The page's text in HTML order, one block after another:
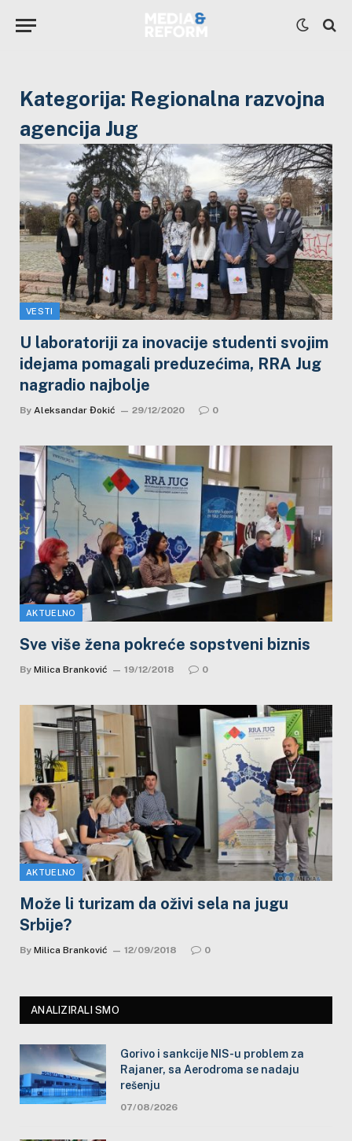
Kategorija: Regionalna razvojna
agencija Jug
VESTI
U laboratoriji za inovacije studenti svojim
idejama pomagali preduzećima, RRA Jug
nagradio najbolje
By Aleksandar Đokić 29/12/2020 0
AKTUELNO
Sve više žena pokreće sopstveni biznis
By Milica Branković 19/12/2018 0
AKTUELNO
Može li turizam da oživi sela na jugu
Srbije?
By Milica Branković 12/09/2018 0
ANALIZIRALI SMO
Gorivo i sankcije NIS-u problem za
Rajaner, sa Aerodroma se nadaju
rešenju
07/08/2026